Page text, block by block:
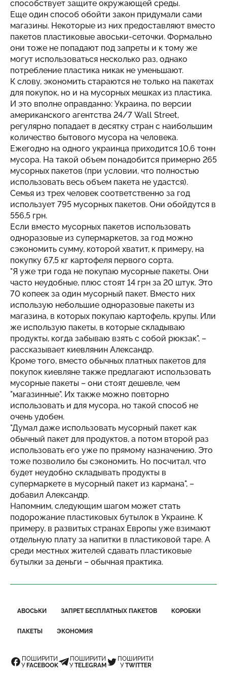
способствует защите окружающей среды.
Еще один способ обойти закон придумали сами
магазины. Некоторые из них предоставляют вместо
пакетов пластиковые авоськи-сеточки. Формально
они тоже не попадают под запреты и к тому же
могут использоваться несколько раз, однако
потребление пластика никак не уменьшают.
К слову, экономить стараются не только на пакетах
для покупок, но и на мусорных мешках из пластика.
И это вполне оправданно: Украина, по версии
американского агентства 24/7 Wall Street,
регулярно попадает в десятку стран с наибольшим
количество бытового мусора на человека.
Ежегодно на одного украинца приходится 10,6 тонн
мусора. На такой объем понадобится примерно 265
мусорных пакетов (при условии, что полностью
использовать весь объем пакета не удастся).
Семья из трех человек соответственно за год
использует 795 мусорных пакетов. Они обойдутся в
556,5 грн.
Если вместо мусорных пакетов использовать
одноразовые из супермаркетов, за год можно
сэкономить сумму, которой хватит, к примеру, на
покупку 67,5 кг картофеля первого сорта.
"Я уже три года не покупаю мусорные пакеты. Они
часто неудобные, плюс стоят 14 грн за 20 штук. Это
70 копеек за один мусорный пакет. Вместо них
использую небольшие одноразовые пакеты из
магазина, в которых покупаю картофель, крупы. Или
же использую пакеты, в которые складываю
продукты, когда забываю взять с собой рюкзак", –
рассказывает киевлянин Александр.
Кроме того, вместо обычных платных пакетов для
покупок киевляне также предлагают использовать
мусорные пакеты – они стоят дешевле, чем
"магазинные". Их также можно повторно
использовать и для мусора, но такой способ не
очень удобен.
"Думал даже использовать мусорный пакет как
обычный пакет для продуктов, а потом второй раз
использовать его уже по прямому назначению. Это
тоже позволило бы сэкономить. Но посчитал, что
будет неудобно складывать продукты в
супермаркете в мусорный пакет из кармана", –
добавил Александр.
Напомним, следующим шагом может стать
подорожание пластиковых бутылок в Украине. К
примеру, в развитых странах Европы уже взимают
отдельную плату за напитки в пластиковой таре. А
среди местных жителей сдавать пластиковые
бутылки за деньги – обычная практика.
АВОСЬКИ ЗАПРЕТ БЕСПЛАТНЫХ ПАКЕТОВ КОРОБКИ
ПАКЕТЫ ЭКОНОМИЯ
ПОШИРИТИ
У FACEBOOK
ПОШИРИТИ
УTELEGRAM
ПОШИРИТИ
УTWITTER